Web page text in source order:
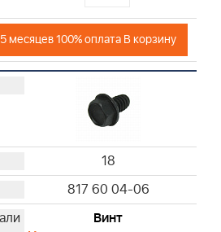
месяцев 100% оплата В корзину
18
817 60 04-06
Винт